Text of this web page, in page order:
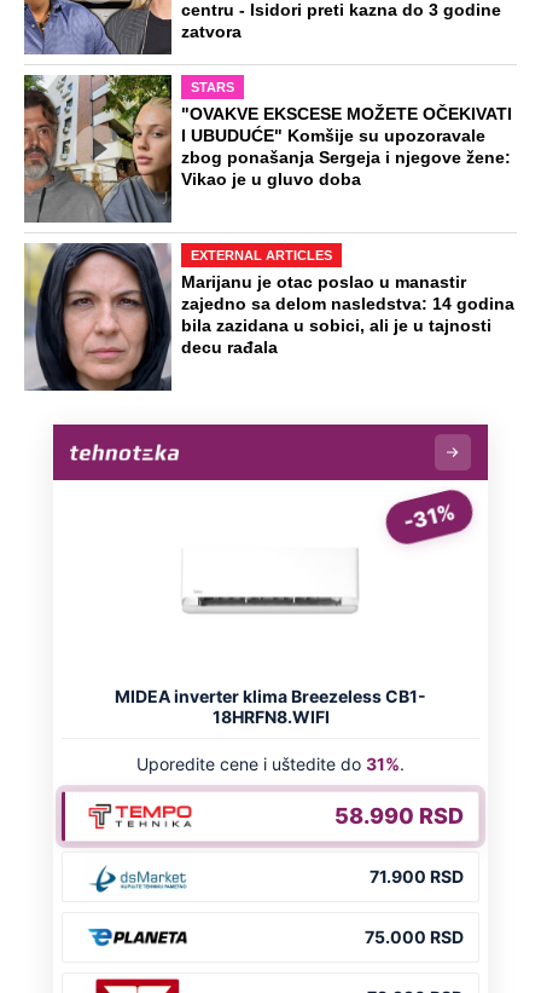
centru - Isidori preti kazna do 3 godine
zatvora
STARS
"OVAKVE EKSCESE MOŽETE OČEKIVATI
I UBUDUĆE" Komšije su upozoravale
zbog ponašanja Sergeja i njegove žene:
Vikao je u gluvo doba
EXTERNAL ARTICLES
Marijanu je otac poslao u manastir
zajedno sa delom nasledstva: 14 godina
bila zazidana u sobici, ali je u tajnosti
decu rađala